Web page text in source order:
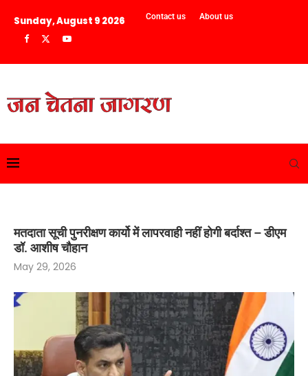
Sunday, August 9 2026 Contact us About us
मतदाता सूची पुनरीक्षण कार्यो में लापरवाही नहीं होगी बर्दाश्त – डीएम
डॉ. आशीष चौहान
May 29, 2026